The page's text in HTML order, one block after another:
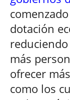
dotación
más
ofrecer
como los